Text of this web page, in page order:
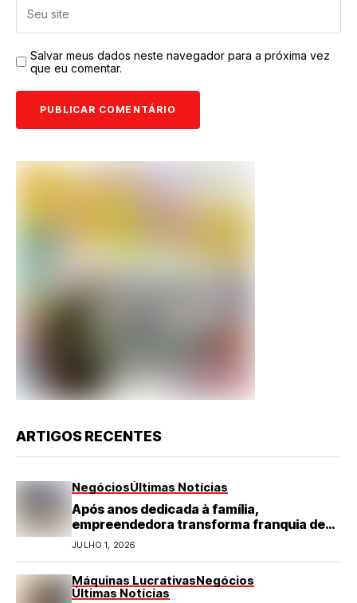
Salvar meus dados neste navegador para a próxima vez
que eu comentar.
ARTIGOS RECENTES
NegóciosÚltimas Notícias
Após anos dedicada à família,
empreendedora transforma franquia de
turismo em negócio de destaque no RN
JULHO 1, 2026
Máquinas LucrativasNegócios
Últimas Notícias